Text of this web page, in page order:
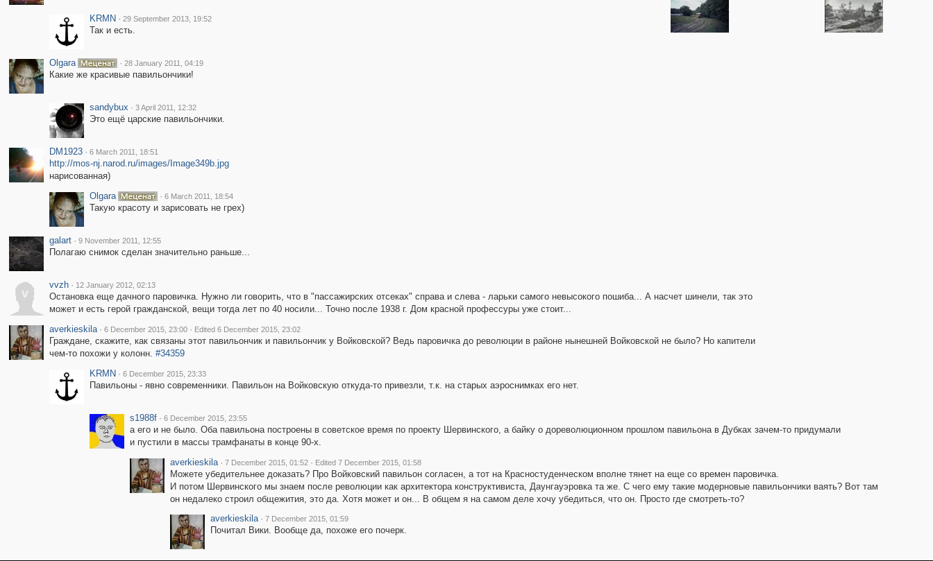
KRMN · 29 September 2013, 19:52
Так и есть.
Olgara · 28 January 2011, 04:19
Какие же красивые павильончики!
sandybux · 3 April 2011, 12:32
Это ещё царские павильончики.
DM1923 · 6 March 2011, 18:51
http://mos-nj.narod.ru/images/Image349b.jpg
нарисованная)
Olgara
· 6 March 2011, 18:54
Такую красоту и зарисовать не грех)
galart · 9 November 2011, 12:55
Полагаю снимок сделан значительно раньше...
v
vvzh · 12 January 2012, 02:13
Остановка еще дачного паровичка. Нужно ли говорить, что в "пассажирских отсеках" справа и слева - ларьки самого невысокого пошиба... А насчет шинели, так это
может и есть герой гражданской, вещи тогда лет по 40 носили... Точно после 1938 г. Дом красной профессуры уже стоит...
averkieskila · 6 December 2015, 23:00 · Edited 6 December 2015, 23:02
Граждане, скажите, как связаны этот павильончик и павильончик у Войковской? Ведь паровичка до революции в районе нынешней Войковской не было? Но капители
чем-то похожи у колонн. #34359
KRMN · 6 December 2015, 23:33
Павильоны - явно современники. Павильон на Войковскую откуда-то привезли, т.к. на старых аэроснимках его нет.
s1988f · 6 December 2015, 23:55
а его и не было. Оба павильона построены в советское время по проекту Шервинского, а байку о дореволюционном прошлом павильона в Дубках зачем-то придумали
и пустили в массы трамфанаты в конце 90-х.
averkieskila · 7 December 2015, 01:52 · Edited 7 December 2015, 01:58
Можете убедительнее доказать? Про Войковский павильон согласен, а тот на Красностуденческом вполне тянет на еще со времен паровичка.
И потом Шервинского мы знаем после революции как архитектора конструктивиста, Даунгауэровка та же. С чего ему такие модерновые павильончики ваять? Вот там
он недалеко строил общежития, это да. Хотя может и он... В общем я на самом деле хочу убедиться, что он. Просто где смотреть-то?
averkieskila · 7 December 2015, 01:59
Почитал Вики. Вообще да, похоже его почерк.